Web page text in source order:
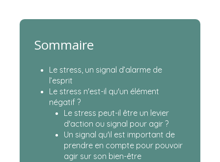
Sommaire
Le stress, un signal d’alarme de
l’esprit
Le stress n'est-il qu'un élément
négatif ?
Le stress peut-il être un levier
d'action ou signal pour agir ?
Un signal qu'il est important de
prendre en compte pour pouvoir
agir sur son bien-être